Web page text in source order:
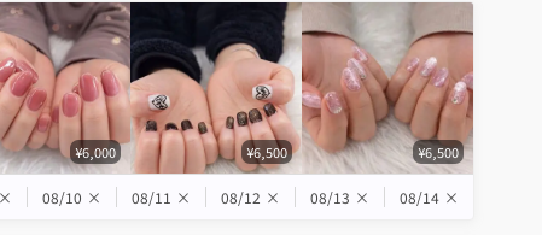
¥6,000 ¥6,500 ¥6,500
× 08/10 × 08/11 × 08/12 × 08/13 × 08/14 ×